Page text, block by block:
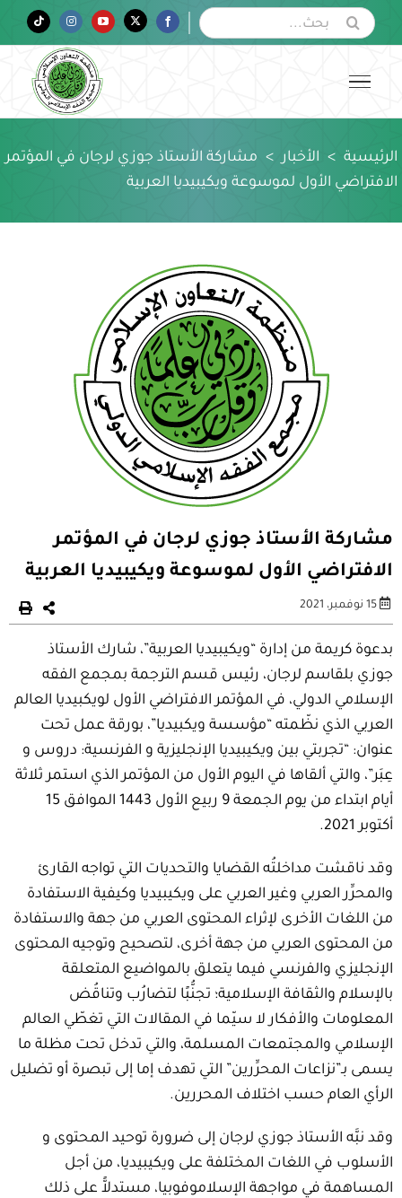
البحث
عن:
Facebook
Twitter
YouTube
Instagram
Tiktok
الرئيسية > الأخبار > مشاركة الأستاذ جوزي لرجان في المؤتمر
الافتراضي الأول لموسوعة ويكيبيديا العربية
مشاركة الأستاذ جوزي لرجان في المؤتمر
الافتراضي الأول لموسوعة ويكيبيديا العربية
15 نوفمبر، 2021
بدعوة كريمة من إدارة “ويكيبيديا العربية”، شارك الأستاذ
جوزي بلقاسم لرجان، رئيس قسم الترجمة بمجمع الفقه
الإسلامي الدولي، في المؤتمر الافتراضي الأول لويكبيديا العالم
العربي الذي نظّمته “مؤسسة ويكبيديا”، بورقة عمل تحت
عنوان: “تجربتي بين ويكيبيديا الإنجليزية و الفرنسية: دروس و
عِبَر”، والتي ألقاها في اليوم الأول من المؤتمر الذي استمر ثلاثة
أيام ابتداء من يوم الجمعة 9 ربيع الأول 1443 الموافق 15
أكتوبر 2021.
وقد ناقشت مداخلتُه القضايا والتحديات التي تواجه القارئ
والمحرِّر العربي وغير العربي على ويكيبيديا وكيفية الاستفادة
من اللغات الأخرى لإثراء المحتوى العربي من جهة والاستفادة
من المحتوى العربي من جهة أخرى، لتصحيح وتوجيه المحتوى
الإنجليزي والفرنسي فيما يتعلق بالمواضيع المتعلقة
بالإسلام والثقافة الإسلامية؛ تجنُّبًا لتضارُب وتناقُض
المعلومات والأفكار لا سيّما في المقالات التي تغطّي العالم
الإسلامي والمجتمعات المسلمة، والتي تدخل تحت مظلة ما
يسمى بـ”نزاعات المحرِّرين” التي تهدف إما إلى تبصرة أو تضليل
الرأي العام حسب اختلاف المحررين.
وقد نبَّه الأستاذ جوزي لرجان إلى ضرورة توحيد المحتوى و
الأسلوب في اللغات المختلفة على ويكيبيديا، من أجل
المساهمة في مواجهة الإسلاموفوبيا، مستدلاًّ على ذلك